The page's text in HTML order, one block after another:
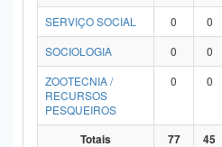
SERVIÇO SOCIAL
0 0
SOCIOLOGIA
0 0
ZOOTECNIA /
RECURSOS
PESQUEIROS
0 0
Totais 77 45